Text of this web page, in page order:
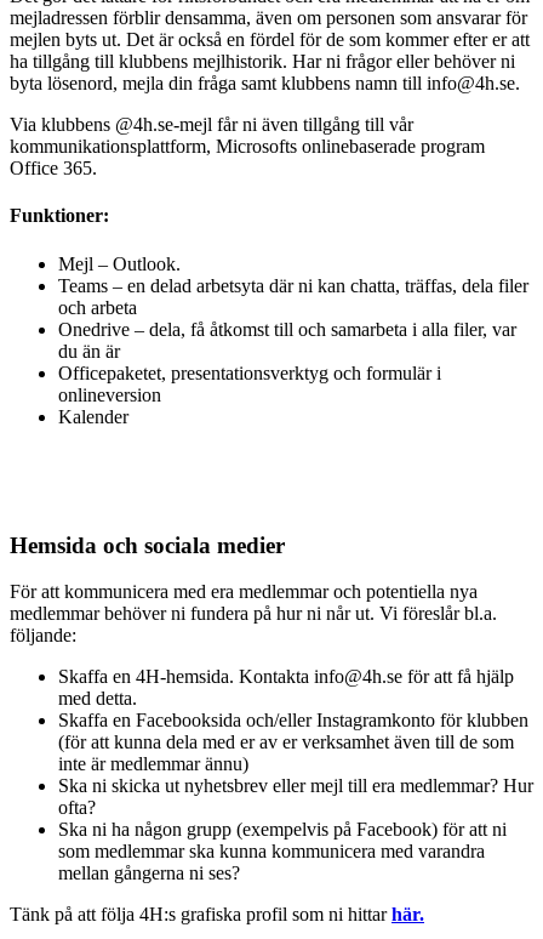
mejladressen förblir densamma, även om personen som ansvarar för
mejlen byts ut. Det är också en fördel för de som kommer efter er att
ha tillgång till klubbens mejlhistorik. Har ni frågor eller behöver ni
byta lösenord, mejla din fråga samt klubbens namn till info@4h.se.
Via klubbens @4h.se-mejl får ni även tillgång till vår
kommunikationsplattform, Microsofts onlinebaserade program
Office 365.
Funktioner:
Mejl – Outlook.
Teams – en delad arbetsyta där ni kan chatta, träffas, dela filer
och arbeta
Onedrive – dela, få åtkomst till och samarbeta i alla filer, var
du än är
Officepaketet, presentationsverktyg och formulär i
onlineversion
Kalender
Hemsida och sociala medier
För att kommunicera med era medlemmar och potentiella nya
medlemmar behöver ni fundera på hur ni når ut. Vi föreslår bl.a.
följande:
Skaffa en 4H-hemsida. Kontakta info@4h.se för att få hjälp
med detta.
Skaffa en Facebooksida och/eller Instagramkonto för klubben
(för att kunna dela med er av er verksamhet även till de som
inte är medlemmar ännu)
Ska ni skicka ut nyhetsbrev eller mejl till era medlemmar? Hur
ofta?
Ska ni ha någon grupp (exempelvis på Facebook) för att ni
som medlemmar ska kunna kommunicera med varandra
mellan gångerna ni ses?
Tänk på att följa 4H:s grafiska profil som ni hittarhär.